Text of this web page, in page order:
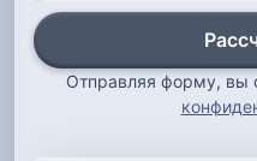
Отправляя форму, вы